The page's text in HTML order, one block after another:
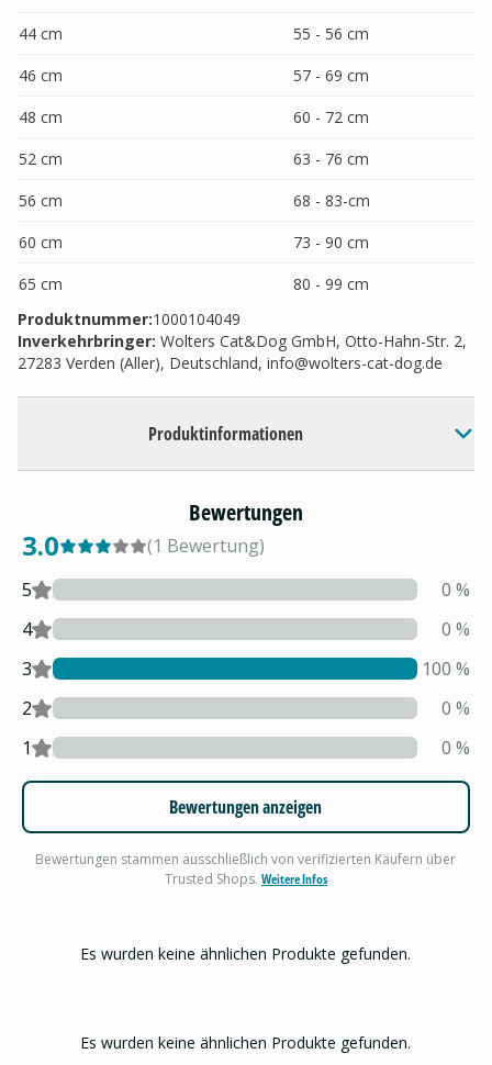
44 cm
55 - 56 cm
46 cm
57 - 69 cm
48 cm
60 - 72 cm
52 cm
63 - 76 cm
56 cm
68 - 83-cm
60 cm
73 - 90 cm
65 cm
80 - 99 cm
Produktnummer:1000104049
Inverkehrbringer: Wolters Cat&Dog GmbH, Otto-Hahn-Str. 2,
27283 Verden (Aller), Deutschland, info@wolters-cat-dog.de
Produktinformationen
Bewertungen
3.0 (1 Bewertung)
5
0 %
4
0 %
3
100 %
2
0 %
1
0 %
Bewertungen anzeigen
Bewertungen stammen ausschließlich von verifizierten Käufern über
Trusted Shops. Weitere Infos
Es wurden keine ähnlichen Produkte gefunden.
Es wurden keine ähnlichen Produkte gefunden.